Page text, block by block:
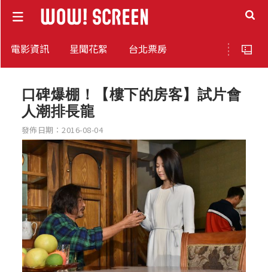
電影資訊 星聞花絮 台北票房
口碑爆棚！【樓下的房客】試片會
人潮排長龍
發佈日期：2016-08-04